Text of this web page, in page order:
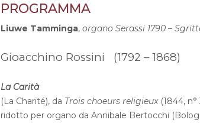
PROGRAMMA
Liuwe Tamminga,organo Serassi 1790–
Gioacchino Rossini (1792 – 1868)
La Carità
(La Charité), da Trois choeurs religieux(1844, n°
ridotto per organo da Annibale Bertocchi